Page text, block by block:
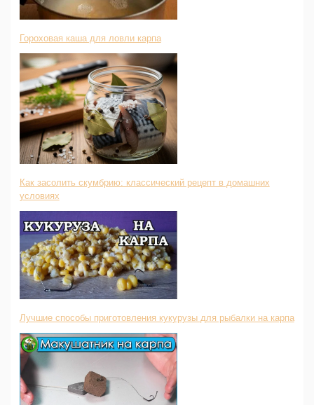
Гороховая каша для ловли карпа
Как засолить скумбрию: классический рецепт в домашних
условиях
Лучшие способы приготовления кукурузы для рыбалки на карпа